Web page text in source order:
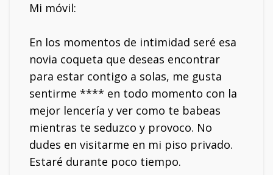
Mi móvil:
En los momentos de intimidad seré esa
novia coqueta que deseas encontrar
para estar contigo a solas, me gusta
sentirme **** en todo momento con la
mejor lencería y ver como te babeas
mientras te seduzco y provoco. No
dudes en visitarme en mi piso privado.
Estaré durante poco tiempo.